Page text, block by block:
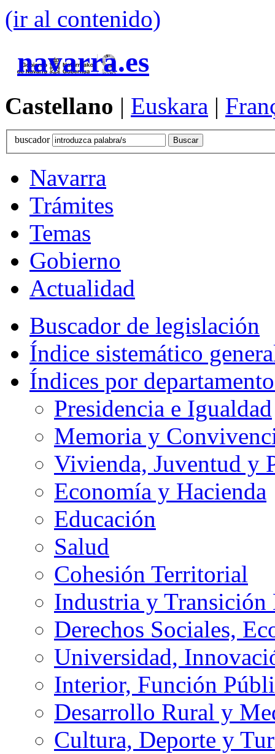
(ir al contenido)
navarra.es
Castellano | Euskara |
buscador
Navarra
Trámites
Temas
Gobierno
Actualidad
Buscador de legislación
Índice sistemático
Índices por
Presidencia e Igualdad
Memoria y
Vivienda, Juventud y
Economía y Hacienda
Educación
Salud
Cohesión Territorial
Industria y
Derechos Sociales,
Universidad,
Interior, Función
Desarrollo Rural y
Cultura, Deporte y